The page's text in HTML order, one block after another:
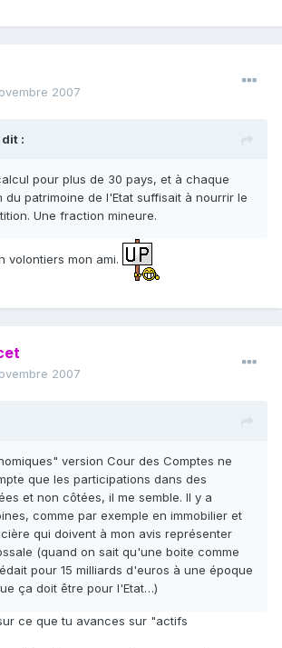
2007
:
pour plus de 30 pays, et à chaque
patrimoine de l'Etat suffisait à nourrir le
Une fraction mineure.
volontiers mon ami.
2007
version Cour des Comptes ne
que les participations dans des
et non côtées, il me semble. Il y a
comme par exemple en immobilier et
qui doivent à mon avis représenter
(quand on sait qu'une boite comme
pour 15 milliards d'euros à une époque
ça doit être pour l'Etat…)
ce que tu avances sur "actifs